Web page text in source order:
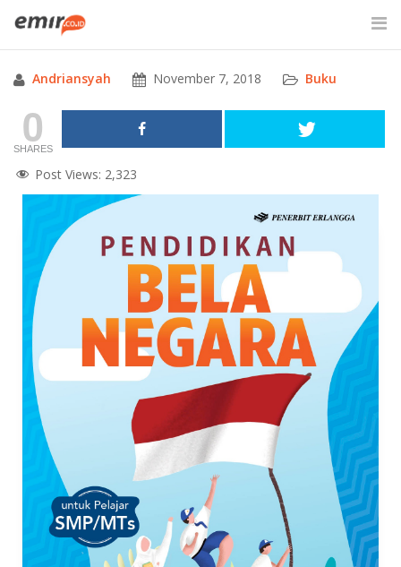
content
SITE SEARCH
Andriansyah November 7, 2018 Buku
0
SHARES
Post Views: 2,323